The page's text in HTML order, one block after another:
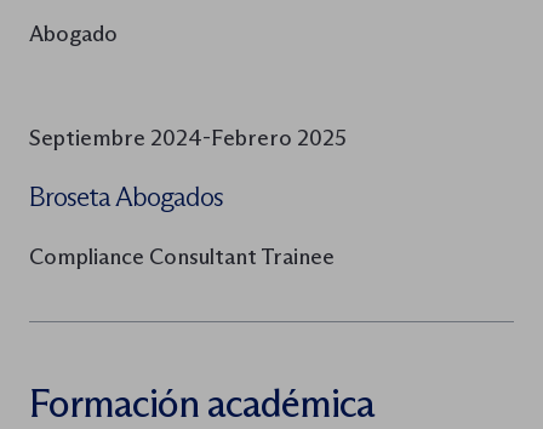
Abogado
Septiembre 2024-Febrero 2025
Broseta Abogados
Compliance Consultant Trainee
Formación académica